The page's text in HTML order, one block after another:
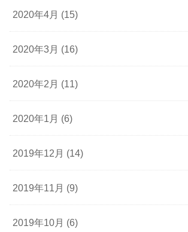
2020年4月 (15)
2020年3月 (16)
2020年2月 (11)
2020年1月 (6)
2019年12月 (14)
2019年11月 (9)
2019年10月 (6)